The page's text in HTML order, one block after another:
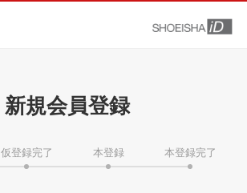
新規会員登録
仮登録完了 本登録 本登録完了